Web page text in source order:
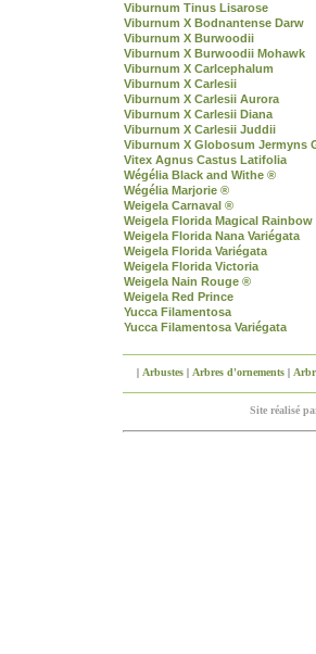
Viburnum Tinus Lisarose
Viburnum X Bodnantense Darw
Viburnum X Burwoodii
Viburnum X Burwoodii Mohawk
Viburnum X Carlcephalum
Viburnum X Carlesii
Viburnum X Carlesii Aurora
Viburnum X Carlesii Diana
Viburnum X Carlesii Juddii
Viburnum X Globosum Jermyns
Vitex Agnus Castus Latifolia
Wégélia Black and Withe ®
Wégélia Marjorie ®
Weigela Carnaval ®
Weigela Florida Magical Rainbow
Weigela Florida Nana Variégata
Weigela Florida Variégata
Weigela Florida Victoria
Weigela Nain Rouge ®
Weigela Red Prince
Yucca Filamentosa
Yucca Filamentosa Variégata
| Arbustes| Arbres d'ornements|
Site réalisé